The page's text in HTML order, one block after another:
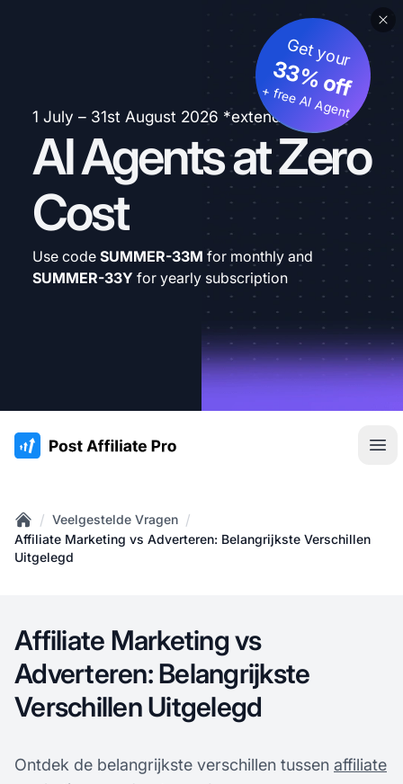
1 July – 31st August 2026 *extended
AI Agents at Zero
Cost
Get your
33% off
+ free AI Agent
Use code SUMMER-33M for monthly and
SUMMER-33Y for yearly subscription
:site.title
Home
/ Veelgestelde Vragen /
Affiliate Marketing vs Adverteren: Belangrijkste Verschillen
Uitgelegd
Affiliate Marketing vs
Adverteren: Belangrijkste
Verschillen Uitgelegd
Ontdek de belangrijkste verschillen tussen affiliate